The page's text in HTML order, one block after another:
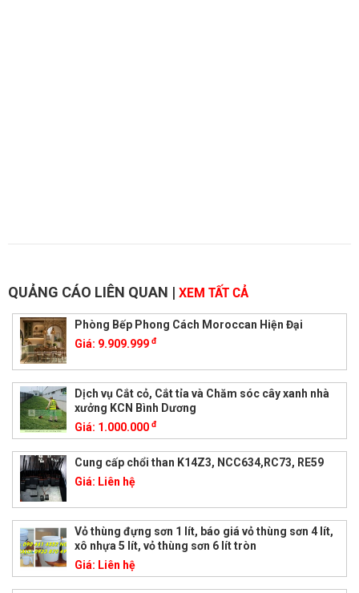
QUẢNG CÁO LIÊN QUAN | XEM TẤT CẢ
Phòng Bếp Phong Cách Moroccan Hiện Đại
Giá: 9.909.999 đ
Dịch vụ Cắt cỏ, Cắt tỉa và Chăm sóc cây xanh nhà
xưởng KCN Bình Dương
Giá: 1.000.000 đ
Cung cấp chổi than K14Z3, NCC634,RC73, RE59
Giá: Liên hệ
Vỏ thùng đựng sơn 1 lít, báo giá vỏ thùng sơn 4 lít,
xô nhựa 5 lít, vỏ thùng sơn 6 lít tròn
Giá: Liên hệ